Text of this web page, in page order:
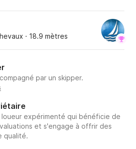
· 18.9 mètres
par un skipper.
loueur expérimenté qui bénéficie de
et s'engage à offrir des
qualité.